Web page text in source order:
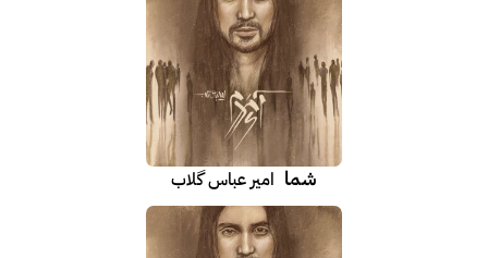
شما امیر عباس گلاب